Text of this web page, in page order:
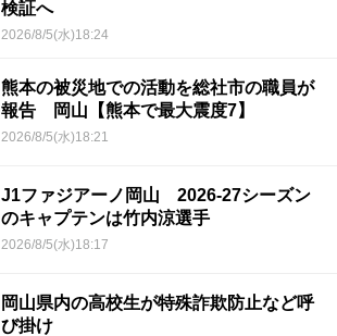
検証へ
2026/8/5(水)18:24
熊本の被災地での活動を総社市の職員が
報告 岡山【熊本で最大震度7】
2026/8/5(水)18:21
J1ファジアーノ岡山 2026-27シーズン
のキャプテンは竹内涼選手
2026/8/5(水)18:17
岡山県内の高校生が特殊詐欺防止など呼
び掛け